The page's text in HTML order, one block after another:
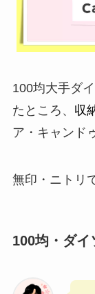
100均大手ダ
たところ、 収
ア・キャンド
無印・ニトリ
100均・ダイ